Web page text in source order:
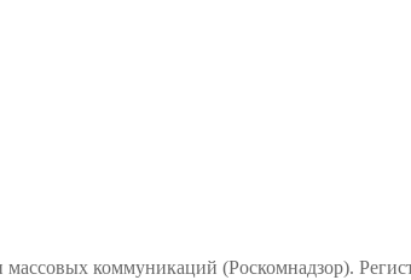
и массовых коммуникаций (Роскомнадзор).